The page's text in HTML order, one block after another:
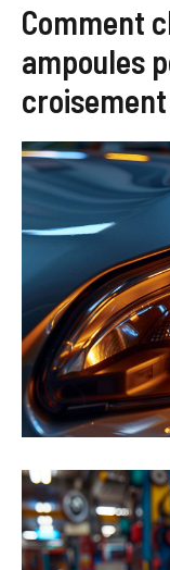
Comment
ampoules